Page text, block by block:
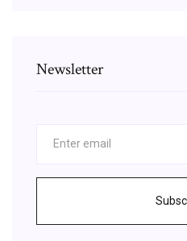
Newsletter